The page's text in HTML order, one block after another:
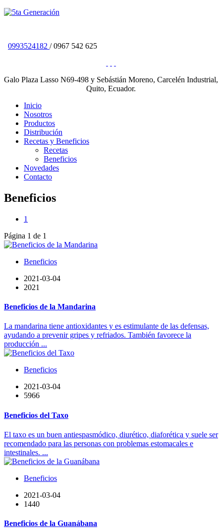
0993524182 / 0967 542 625
Galo Plaza Lasso N69-498 y Sebástián Moreno, Carcelén Industrial,
Quito, Ecuador.
Inicio
Nosotros
Productos
Distribución
Recetas y Beneficios
Recetas
Beneficios
Novedades
Contacto
Beneficios
1
Página 1 de 1
Beneficios
2021-03-04
2021
Beneficios de la Mandarina
La mandarina tiene antioxidantes y es estimulante de las defensas,
ayudando a prevenir gripes y refriados. También favorece la
producción ...
Beneficios
2021-03-04
5966
Beneficios del Taxo
El taxo es un buen antiespasmódico, diurético, diaforética y suele ser
recomendado para las personas con problemas estomacales e
intestinales. ...
Beneficios
2021-03-04
1440
Beneficios de la Guanábana